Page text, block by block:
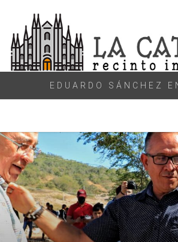
content
EDUARDO SÁNCHEZ